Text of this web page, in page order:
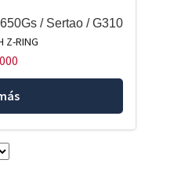
/ Sertao / G310
Z-RING